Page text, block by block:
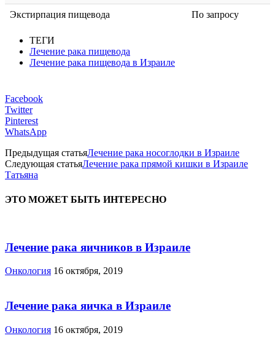
Экстирпация пищевода По запросу
ТЕГИ
Лечение рака пищевода
Лечение рака пищевода в Израиле
Facebook
Twitter
Pinterest
WhatsApp
Предыдущая статьяЛечение рака носоглодки в Израиле
Следующая статьяЛечение рака прямой кишки в Израиле
Татьяна
ЭТО МОЖЕТ БЫТЬ ИНТЕРЕСНО
Лечение рака яичников в Израиле
Онкология 16 октября, 2019
Лечение рака яичка в Израиле
Онкология 16 октября, 2019